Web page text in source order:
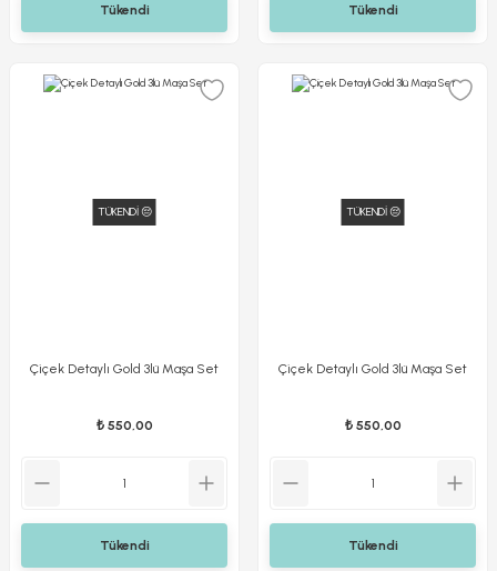
Tükendi Tükendi
TÜKENDİ 😔
Çiçek Detaylı Gold 3lü Maşa Set
₺ 550,00
Tükendi
TÜKENDİ 😔
Çiçek Detaylı Gold 3lü Maşa Set
₺ 550,00
Tükendi